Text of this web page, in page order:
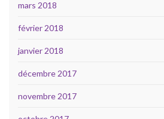
mars 2018
février 2018
janvier 2018
décembre 2017
novembre 2017